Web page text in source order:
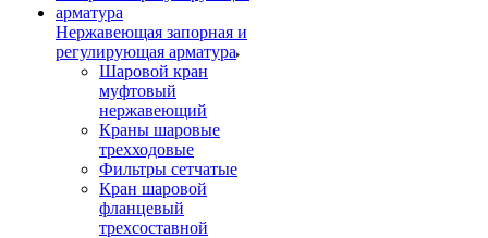
Нержавеющая запорная и
регулирующая арматура
Шаровой кран
муфтовый
нержавеющий
Краны шаровые
трехходовые
Фильтры сетчатые
Кран шаровой
фланцевый
трехсоставной